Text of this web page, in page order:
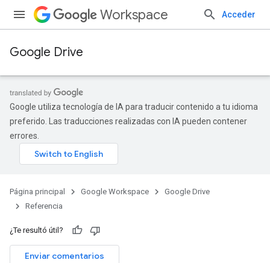
Workspace Acceder
Google Drive
Google utiliza tecnología de IA para traducir contenido a tu idioma
preferido. Las traducciones realizadas con IA pueden contener
errores.
Página principal Google Workspace
Google Drive
Referencia
¿Te resultó útil?
Enviar comentarios